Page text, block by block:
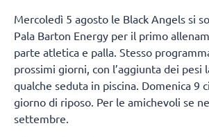
Mercoledì 5 agosto le Black Angels si
Pala Barton Energy per il primo
parte atletica e palla. Stesso
prossimi giorni, con l’aggiunta dei pesi
qualche seduta in piscina. Domenica 9
giorno di riposo. Per le amichevoli se
settembre.